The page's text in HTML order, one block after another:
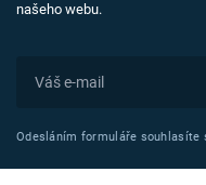
našeho webu.
Odesláním formuláře souhlasíte